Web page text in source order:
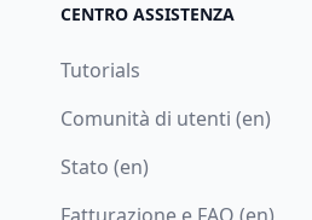
CENTRO ASSISTENZA
Tutorials
Comunità di utenti (en)
Stato (en)